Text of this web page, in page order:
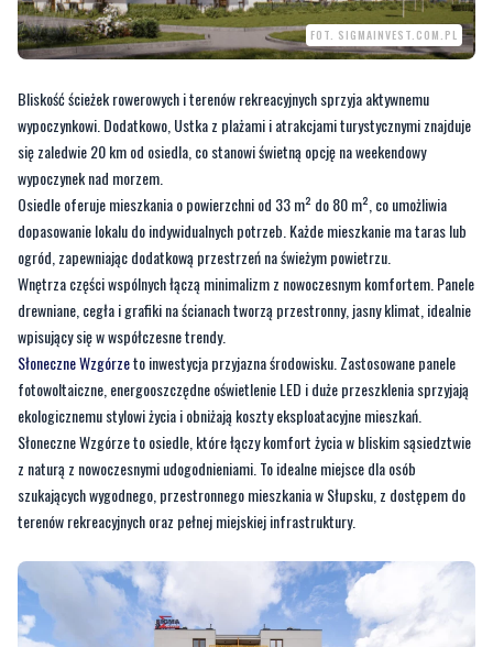
Bliskość ścieżek rowerowych i terenów rekreacyjnych sprzyja aktywnemu
wypoczynkowi. Dodatkowo, Ustka z plażami i atrakcjami turystycznymi znajduje
wypoczynek nad morzem.
Osiedle oferuje mieszkania o powierzchni od 33 m² do 80 m², co umożliwia
dopasowanie lokalu do indywidualnych potrzeb. Każde mieszkanie ma taras lub
ogród, zapewniając dodatkową przestrzeń na świeżym powietrzu.
Wnętrza części wspólnych łączą minimalizm z nowoczesnym komfortem. Panele
drewniane, cegła i grafiki na ścianach tworzą przestronny, jasny klimat, idealnie
wpisujący się w współczesne trendy.
Słoneczne Wzgórzeto inwestycja przyjazna środowisku. Zastosowane panele
fotowoltaiczne, energooszczędne oświetlenie LED i duże przeszklenia sprzyjają
ekologicznemu stylowi życia i obniżają koszty eksploatacyjne mieszkań.
Słoneczne Wzgórze to osiedle, które łączy komfort życia w bliskim sąsiedztwie
z naturą z nowoczesnymi udogodnieniami. To idealne miejsce dla osób
szukających wygodnego, przestronnego mieszkania w Słupsku, z dostępem do
terenów rekreacyjnych oraz pełnej miejskiej infrastruktury.